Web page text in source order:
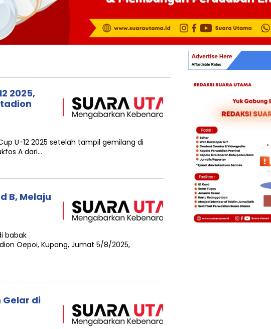
2025,
U-12 2025 setelah tampil gemilang di
A dari…
B, Melaju
babak
Oepoi, Kupang, Jumat 5/8/2025,
Gelar di